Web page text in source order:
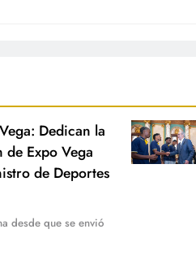
Dedican la
Expo Vega
de Deportes
desde que se envió